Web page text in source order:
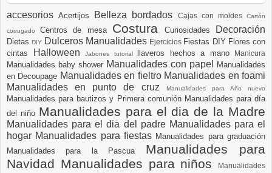
accesoriosAcertijos Belleza bordados Cajas con moldesCartón
corrugadoCentros de mesa Costura Curiosidades Decoración
DietasDIY Dulceros Manualidades Ejercicios Fiestas DIY Flores con
cintas
Halloween Jabones tutorial llaveros hechos a mano Manicura
Manualidades baby shower Manualidades con papel
Manualidades
en Decoupage Manualidades en fieltro Manualidades en foami
Manualidades en punto de cruz
Manualidades para Año nuevo
Manualidades para bautizos y Primera comunión Manualidades para día
del niño Manualidades para el dia de la Madre
Manualidades para el dia del padre Manualidades para el
hogar Manualidades para fiestas Manualidades para graduación
Manualidades para la Pascua Manualidades para
Navidad Manualidades para niños
Manualidades